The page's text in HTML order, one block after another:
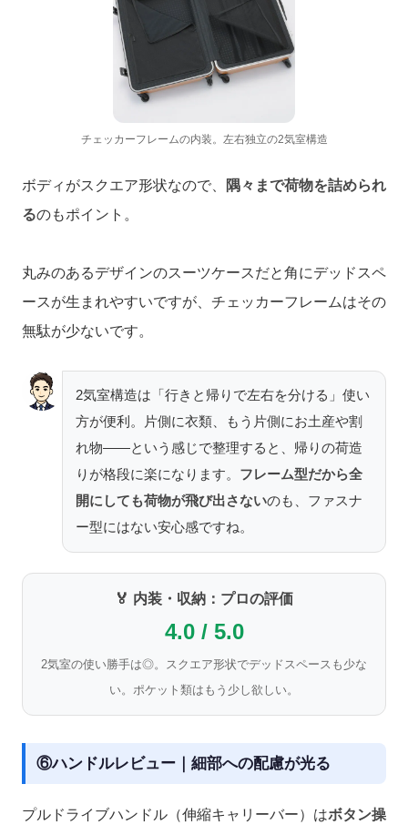
チェッカーフレームの内装。左右独立の2気室構造
ボディがスクエア形状なので、
隅々まで荷物を詰められ
るのもポイント。
丸みのあるデザインのスーツケースだと角にデッドスペ
ースが生まれやすいですが、チェッカーフレームはその
無駄が少ないです。
2気室構造は「行きと帰りで左右を分ける」使い
方が便利。片側に衣類、もう片側にお土産や割
れ物——という感じで整理すると、帰りの荷造
りが格段に楽になります。 フレーム型だから全
開にしても荷物が飛び出さないのも、ファスナ
ー型にはない安心感ですね。
🏅 内装・収納：プロの評価
4.0 / 5.0
2気室の使い勝手は◎。スクエア形状でデッドスペースも少な
い。ポケット類はもう少し欲しい。
⑥ハンドルレビュー｜細部への配慮が光る
プルドライブハンドル（伸縮キャリーバー）はボタン操